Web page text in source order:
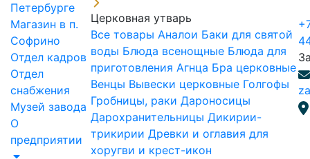
Петербурге
Магазин в п.
Софрино
Отдел кадров
Отдел
снабжения
Музей завода
О
предприятии
Церковная утварь
Все товары Аналои Баки для святой
воды Блюда всенощные Блюда для
приготовления Агнца Бра церковные
Венцы Вывески церковные Голгофы
Гробницы, раки Дароносицы
Дарохранительницы Дикирии-
трикирии Древки и оглавия для
хоругви и крест-икон